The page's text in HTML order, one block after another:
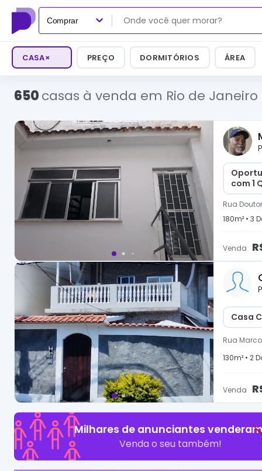
Comprar
CASA× PREÇO DORMITÓRIOS ÁREA
650casas à venda em Rio de Janeiro
com 1
Rua
180m² • 3
Venda
Casa
Rua
130m² • 2
Venda
Milhares de anunciantes
Venda o seu também!